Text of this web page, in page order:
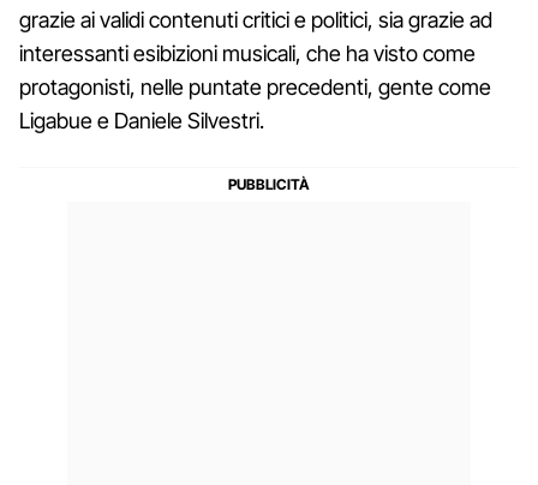
grazie ai validi contenuti critici e politici, sia grazie ad
interessanti esibizioni musicali, che ha visto come
protagonisti, nelle puntate precedenti, gente come
Ligabue e Daniele Silvestri.